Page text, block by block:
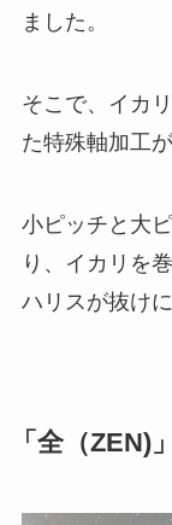
ました。
そこで、イカ
た特殊軸加工
小ピッチと大
り、イカリを
ハリスが抜け
「全（ZEN)